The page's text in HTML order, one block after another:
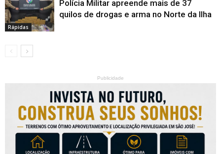
Rápidas
Polícia Militar apreende mais de 37
quilos de drogas e arma no Norte da Ilha
Publicidade